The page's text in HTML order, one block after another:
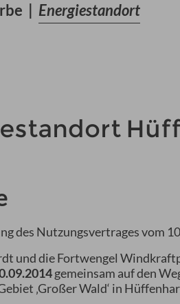
Energiestandort
des Nutzungsvertrages vom
und die Fortwengel
gemeinsam auf den
‚Großer Wald‘ in